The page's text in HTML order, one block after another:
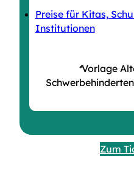
Preise für Kitas,
Institutionen
*Vorlage
Zum